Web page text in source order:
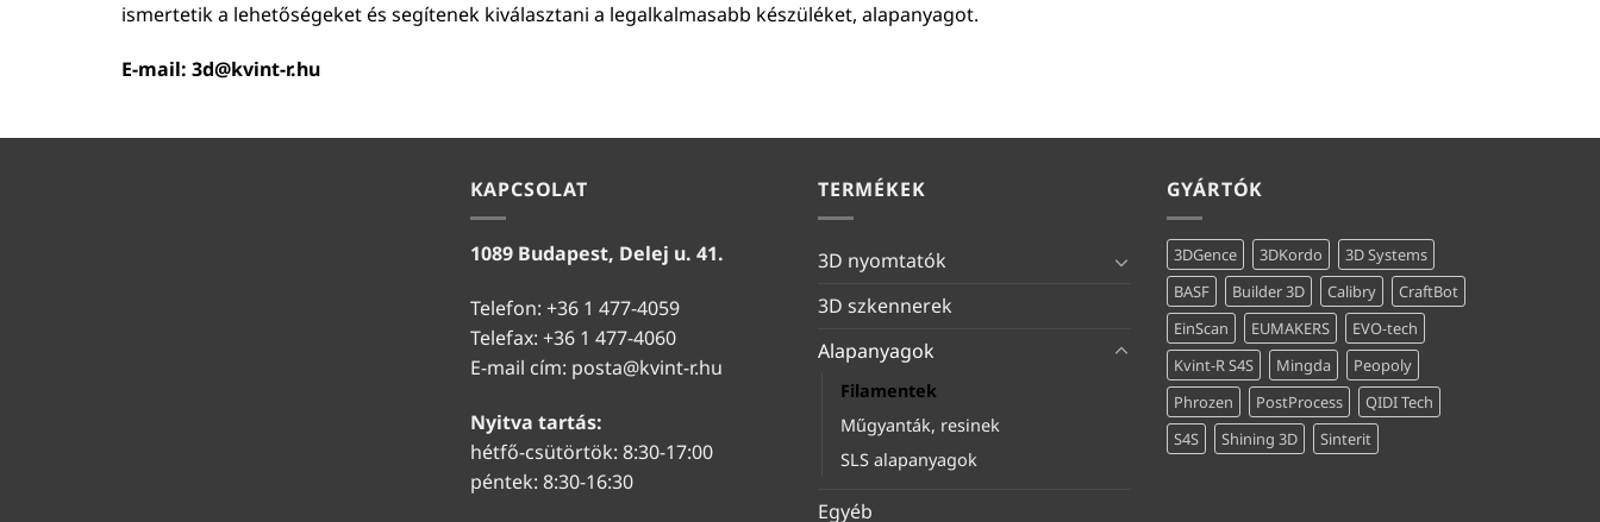
ismertetik a lehetőségeket és segítenek kiválasztani a legalkalmasabb készüléket, alapanyagot.
E-mail: 3d@kvint-r.hu
KAPCSOLAT
1089 Budapest, Delej u. 41.
Telefon: +36 1 477-4059
Telefax: +36 1 477-4060
E-mail cím: posta@kvint-r.hu
Nyitva tartás:
hétfő-csütörtök: 8:30-17:00
péntek: 8:30-16:30
TERMÉKEK
3D nyomtatók
3D szkennerek
Alapanyagok
Filamentek
Műgyanták, resinek
SLS alapanyagok
Egyéb
GYÁRTÓK
3DGence 3DKordo
3D Systems
BASF
Builder 3D Calibry
CraftBot
EinScan
EUMAKERS
EVO-tech
Kvint-R S4S
Mingda
Peopoly
Phrozen
PostProcess
QIDI Tech
S4S
Shining 3D Sinterit